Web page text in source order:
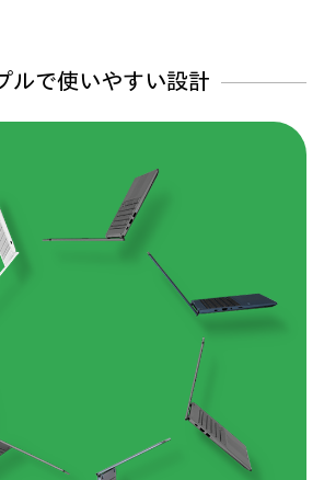
ルで使いやすい設計